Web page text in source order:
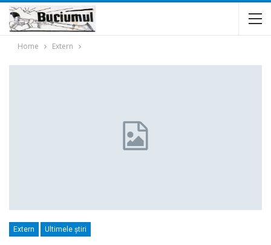
Home Extern
Extern Ultimele ştiri